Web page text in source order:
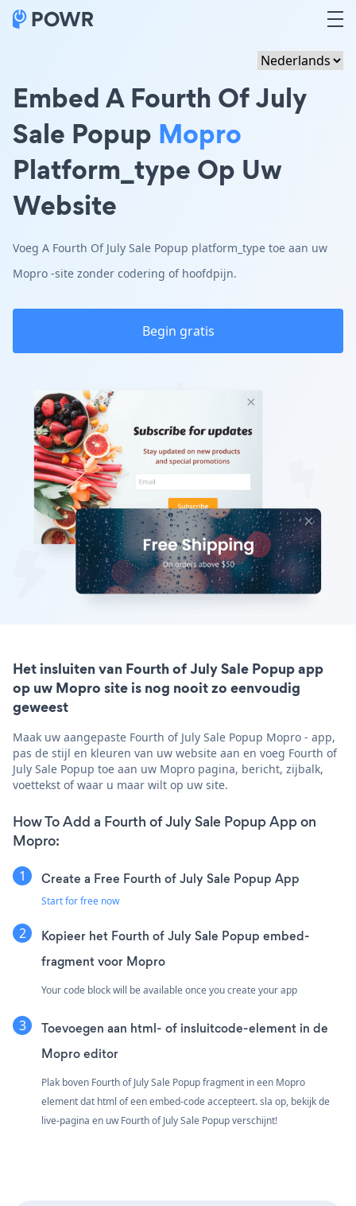
Embed A Fourth Of July
Sale Popup Mopro
Platform_type Op Uw
Website
Voeg A Fourth Of July Sale Popup platform_type toe aan uw
Mopro -site zonder codering of hoofdpijn.
Begin gratis
Het insluiten van Fourth of July Sale Popup app
op uw Mopro site is nog nooit zo eenvoudig
geweest
Maak uw aangepaste Fourth of July Sale Popup Mopro - app,
pas de stijl en kleuren van uw website aan en voeg Fourth of
July Sale Popup toe aan uw Mopro pagina, bericht, zijbalk,
voettekst of waar u maar wilt op uw site.
How To Add a Fourth of July Sale Popup App on
Mopro:
Create a Free Fourth of July Sale Popup App
Start for free now
Kopieer het Fourth of July Sale Popup embed-
fragment voor Mopro
Your code block will be available once you create your app
Toevoegen aan html- of insluitcode-element in de
Mopro editor
Plak boven Fourth of July Sale Popup fragment in een Mopro
element dat html of een embed-code accepteert. sla op, bekijk de
live-pagina en uw Fourth of July Sale Popup verschijnt!